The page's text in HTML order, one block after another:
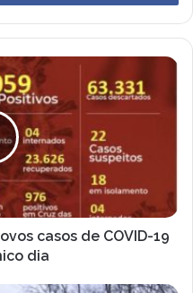
casos de COVID-19
dia